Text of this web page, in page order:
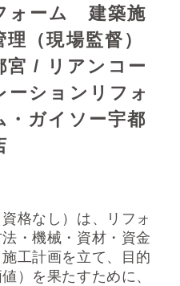
ォーム 建築施
理（現場監督）
宮 / リアンコー
ーションリフォ
・ガイソー宇都
格なし）は、リフォ
・機械・資材・資金
工計画を立て、目的
）を果たすために、